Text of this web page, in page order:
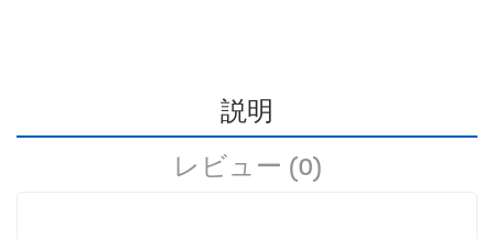
説明
レビュー (0)